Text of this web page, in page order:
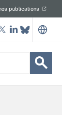
publications